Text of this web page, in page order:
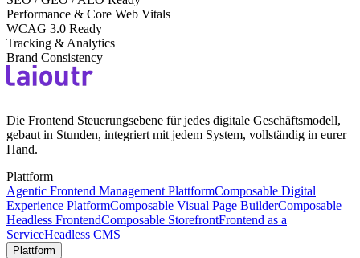
Performance & Core Web Vitals
WCAG 3.0 Ready
Tracking & Analytics
Brand Consistency
Die Frontend Steuerungsebene für jedes digitale Geschäftsmodell,
gebaut in Stunden, integriert mit jedem System, vollständig in eurer
Hand.
Plattform
Agentic Frontend Management PlattformComposable Digital
Experience PlatformComposable Visual Page BuilderComposable
Headless FrontendComposable StorefrontFrontend as a
ServiceHeadless CMS
Plattform